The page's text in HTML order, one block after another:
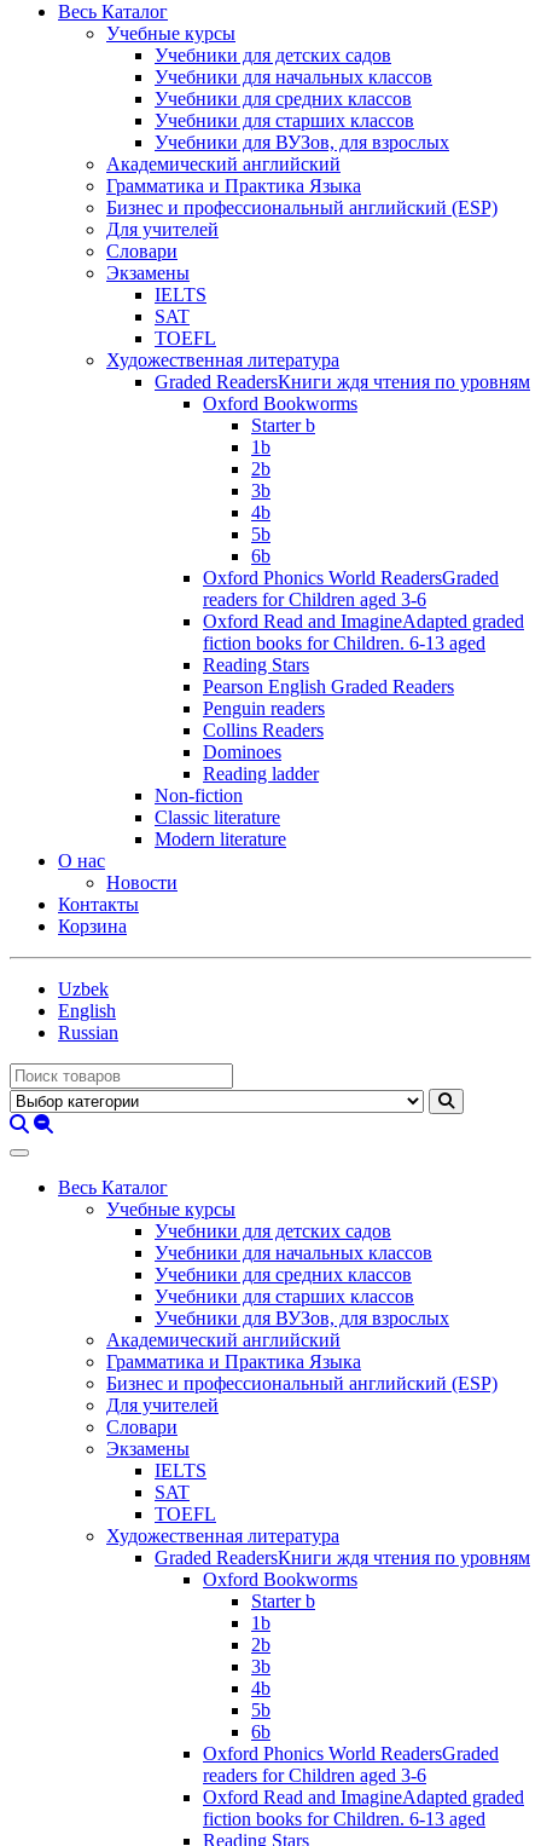
Весь Каталог
Учебные курсы
Учебники для детских садов
Учебники для начальных классов
Учебники для средних классов
Учебники для старших классов
Учебники для ВУЗов, для взрослых
Академический английский
Грамматика и Практика Языка
Бизнес и профессиональный английский (ESP)
Для учителей
Словари
Экзамены
IELTS
SAT
TOEFL
Художественная литература
Graded ReadersКниги ждя чтения по уровням
Oxford Bookworms
Starter b
1b
2b
3b
4b
5b
6b
Oxford Phonics World ReadersGraded
readers for Children aged 3-6
Oxford Read and ImagineAdapted graded
fiction books for Children. 6-13 aged
Reading Stars
Pearson English Graded Readers
Penguin readers
Collins Readers
Dominoes
Reading ladder
Non-fiction
Classic literature
Modern literature
О нас
Новости
Контакты
Корзина
Uzbek
English
Russian
Весь Каталог
Учебные курсы
Учебники для детских садов
Учебники для начальных классов
Учебники для средних классов
Учебники для старших классов
Учебники для ВУЗов, для взрослых
Академический английский
Грамматика и Практика Языка
Бизнес и профессиональный английский (ESP)
Для учителей
Словари
Экзамены
IELTS
SAT
TOEFL
Художественная литература
Graded ReadersКниги ждя чтения по уровням
Oxford Bookworms
Starter b
1b
2b
3b
4b
5b
6b
Oxford Phonics World ReadersGraded
readers for Children aged 3-6
Oxford Read and ImagineAdapted graded
fiction books for Children. 6-13 aged
Reading Stars